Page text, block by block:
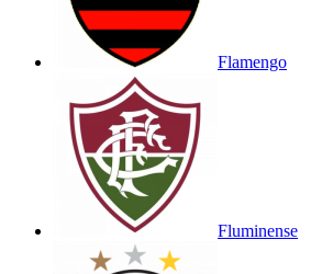
Flamengo
Fluminense